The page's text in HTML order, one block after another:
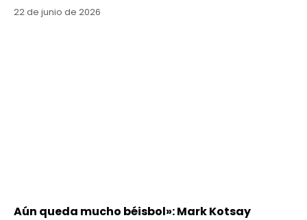
22 de junio de 2026
Aún queda mucho béisbol»: Mark Kotsay